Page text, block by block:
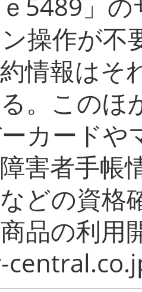
操作が不
情報はそ
。このほ
カードや
害者手帳
どの資格
品の利用